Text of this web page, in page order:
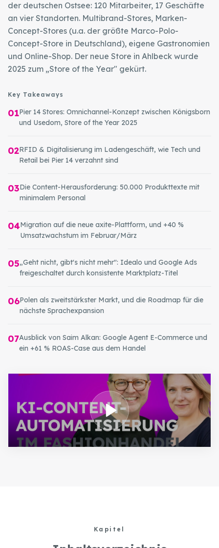
der deutschen Ostsee: 120 Mitarbeiter, 17 Geschäfte
an vier Standorten. Multibrand-Stores, Marken-
Concept-Stores (u.a. der größte Marco-Polo-
Concept-Store in Deutschland), eigene Gastronomien
und Online-Shop. Der neue Store in Ahlbeck wurde
2025 zum „Store of the Year" gekürt.
Key Takeaways
01Pier 14 Stores: Omnichannel-Konzept zwischen Königsborn
und Usedom, Store of the Year 2025
02RFID & Digitalisierung im Ladengeschäft, wie Tech und
Retail bei Pier 14 verzahnt sind
03Die Content-Herausforderung: 50.000 Produkttexte mit
minimalem Personal
04Migration auf die neue axite-Plattform, und +40 %
Umsatzwachstum im Februar/März
05„Geht nicht, gibt's nicht mehr": Idealo und Google Ads
freigeschaltet durch konsistente Marktplatz-Titel
06Polen als zweitstärkster Markt, und die Roadmap für die
nächste Sprachexpansion
07Ausblick von Saim Alkan: Google Agent E-Commerce und
ein +61 % ROAS-Case aus dem Handel
Kapitel